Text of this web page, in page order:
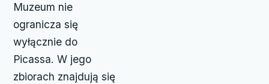
Muzeum nie
ogranicza się
wyłącznie do
Picassa. W jego
zbiorach znajdują się